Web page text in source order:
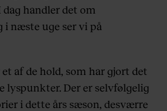
handler det om
i næste uge ser vi på
af de hold, som har gjort det
lyspunkter. Der er selvfølgelig
i dette års sæson, desværre